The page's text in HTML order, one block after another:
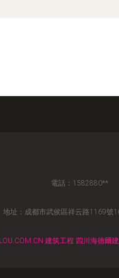
電話：1582880**
地址：成都市武侯區祥云路1169號
建筑工程 四川海德爾